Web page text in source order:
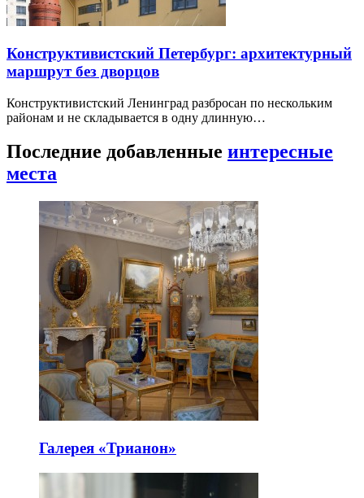
Конструктивистский Петербург: архитектурный
маршрут без дворцов
Конструктивистский Ленинград разбросан по нескольким
районам и не складывается в одну длинную…
Последние добавленные интересные
места
Галерея «Трианон»